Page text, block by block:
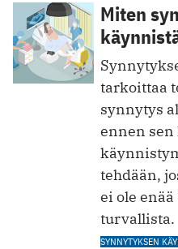
Miten
tarkoittaa
synnytys
ennen
tehdään,
ei ole
turvallista.
SYNNYTYKSEN